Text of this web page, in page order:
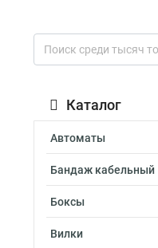
Каталог
Автоматы
Бандаж кабельный
Боксы
Вилки